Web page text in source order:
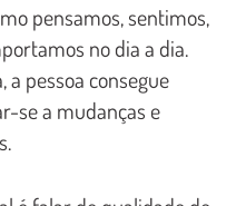
pensamos, sentimos,
no dia a dia.
a pessoa consegue
se a mudanças e